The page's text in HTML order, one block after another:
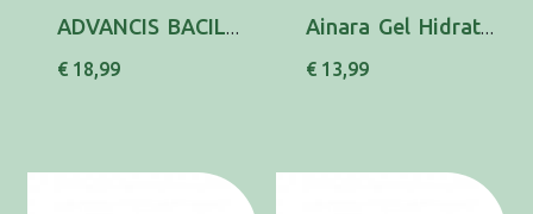
ADVANCIS BACILPRO GYNO CAPS X20 CAPS(S) SACCH...
€ 18,99
Ainara Gel Hidrat Vag 30g
€ 13,99